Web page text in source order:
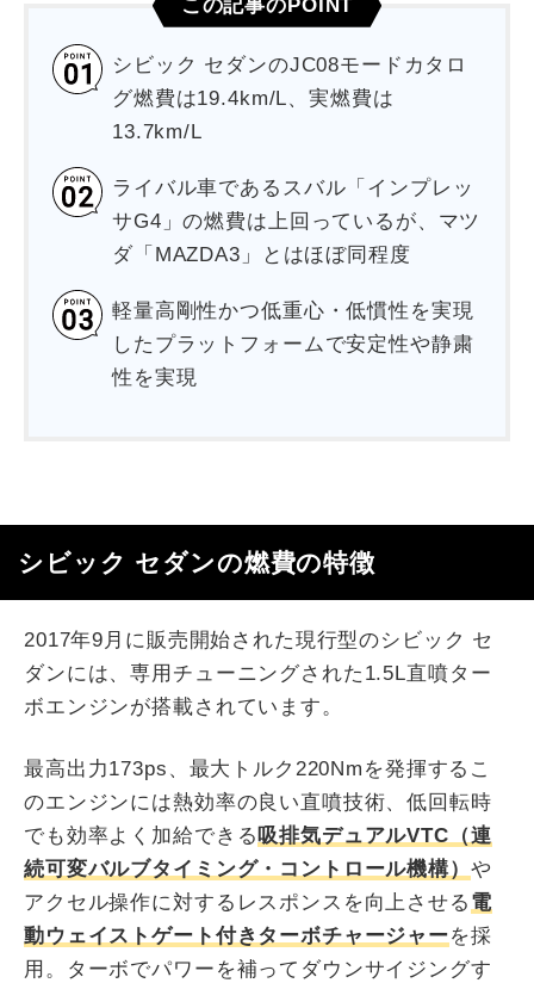
この記事のPOINT
シビック セダンのJC08モードカタロ
グ燃費は19.4km/L、実燃費は
13.7km/L
ライバル車であるスバル「インプレッ
サG4」の燃費は上回っているが、マツ
ダ「MAZDA3」とはほぼ同程度
軽量高剛性かつ低重心・低慣性を実現
したプラットフォームで安定性や静粛
性を実現
シビック セダンの燃費の特徴
2017年9月に販売開始された現行型のシビック セ
ダンには、専用チューニングされた1.5L直噴ター
ボエンジンが搭載されています。
最高出力173ps、最大トルク220Nmを発揮するこ
のエンジンには熱効率の良い直噴技術、低回転時
でも効率よく加給できる 吸排気デュアルVTC（連
続可変バルブタイミング・コントロール機構） や
アクセル操作に対するレスポンスを向上させる 電
動ウェイストゲート付きターボチャージャーを採
用。ターボでパワーを補ってダウンサイジングす